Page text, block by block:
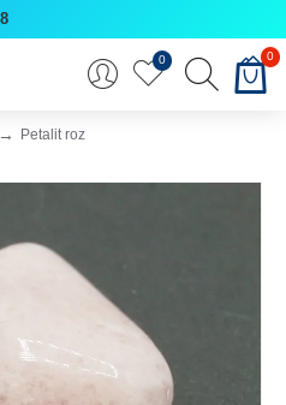
0 0
Petalit roz